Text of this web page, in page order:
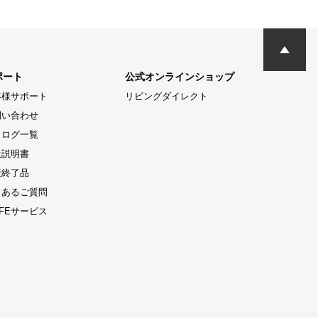
ート
サポート
合わせ
グ一覧
明書
了品
るご質問
サービス
公式オンラインショップ
リビングダイレクト